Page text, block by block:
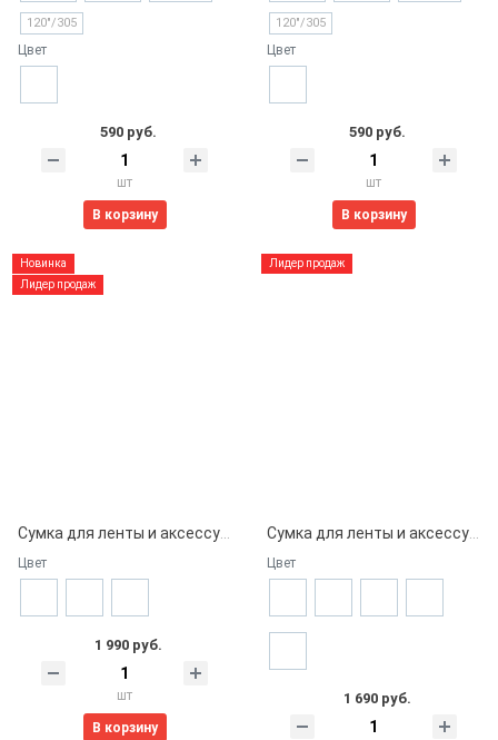
120"/305
Цвет
590 руб.
шт
В корзину
120"/305
Цвет
590 руб.
шт
В корзину
Новинка
Лидер продаж
Сумка для ленты и аксессуаров + LOGO
Цвет
1 990 руб.
шт
В корзину
Лидер продаж
Сумка для ленты и аксессуаров
Цвет
1 690 руб.